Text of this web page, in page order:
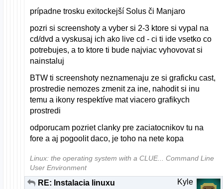
prípadne trosku exitockejší Solus či Manjaro
pozri si screenshoty a vyber si 2-3 ktore si vypal na
cd/dvd a vyskusaj ich ako live cd - ci ti ide vsetko co
potrebujes, a to ktore ti bude najviac vyhovovat si
nainstaluj
BTW ti screenshoty neznamenaju ze si graficku cast,
prostredie nemozes zmenit za ine, nahodit si inu
temu a ikony respektíve mat viacero grafikych
prostredi
odporucam pozriet clanky pre zaciatocnikov tu na
fore a aj pogoolit daco, je toho na nete kopa
Linux: the operating system with a CLUE... Command Line
User Environment
RE: Instalacia linuxu Kyle